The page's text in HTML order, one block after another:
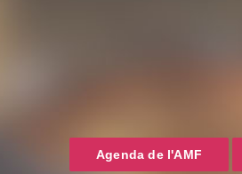
Agenda de l'AMF